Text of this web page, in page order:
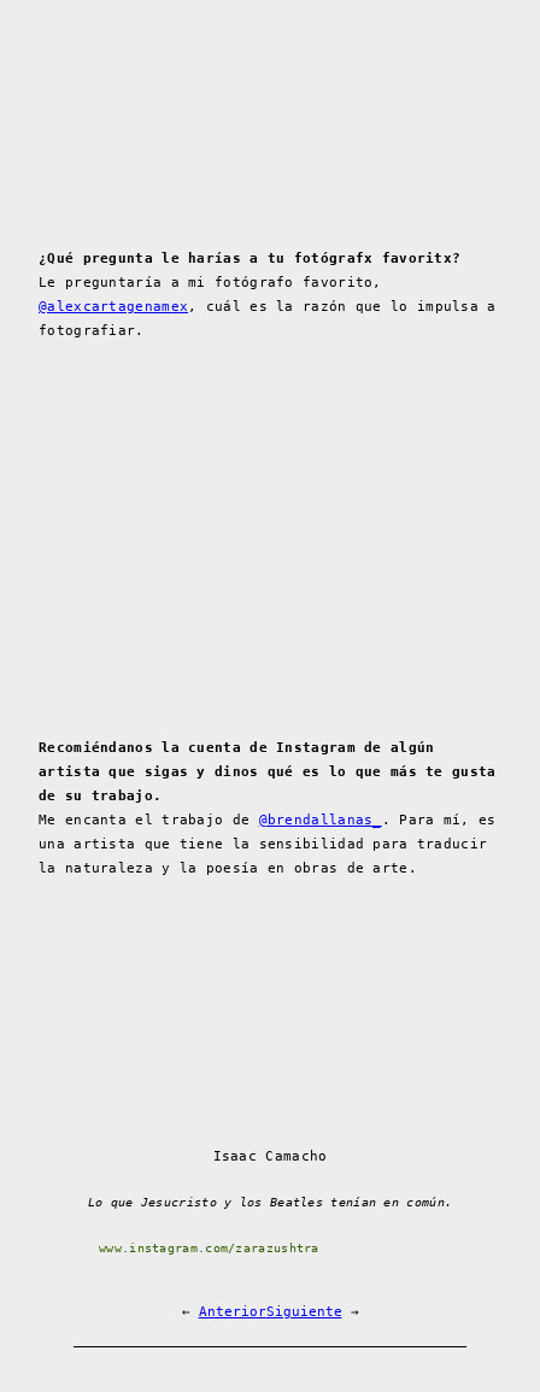
¿Qué pregunta le harías a tu fotógrafx favoritx?
Le preguntaría a mi fotógrafo favorito,
@alexcartagenamex , cuál es la razón que lo impulsa a
fotografiar.
Recomiéndanos la cuenta de Instagram de algún
artista que sigas y dinos qué es lo que más te gusta
de su trabajo.
Me encanta el trabajo de @brendallanas_
. Para mí, es
una artista que tiene la sensibilidad para traducir
la naturaleza y la poesía en obras de arte.
Isaac Camacho
Lo que Jesucristo y los Beatles tenían en común.
www.instagram.com/zarazushtra
← AnteriorSiguiente →